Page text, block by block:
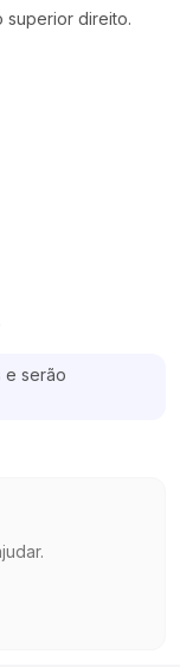
superior direito.
e serão